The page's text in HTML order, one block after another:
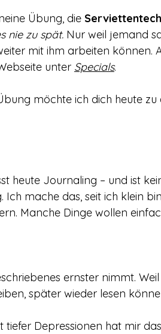
Übung, die
nie zu spät. Nur weil jemand
mit ihm arbeiten können.
unter Specials.
möchte ich dich heute
heute Journaling – und ist
Ich mache das, seit ich klein
Manche Dinge wollen
ernster nimmt.
später wieder lesen
tiefer Depressionen hat mir